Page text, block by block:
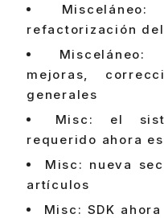
refactorización
mejoras,
generales
Misc: el
requerido ahora es
Misc: nueva
artículos
Misc: SDK